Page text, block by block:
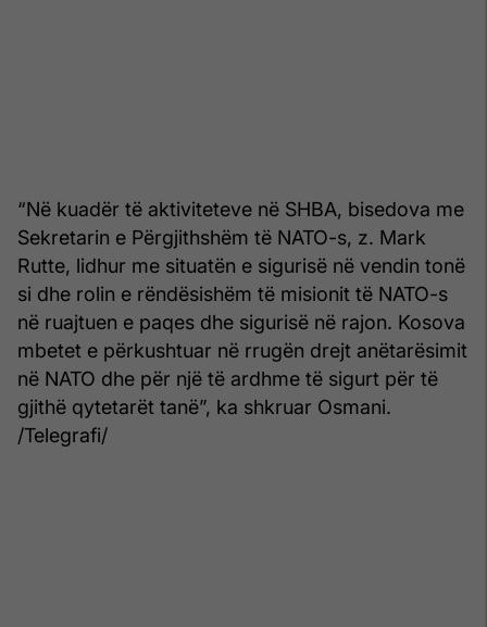
“Në kuadër të aktiviteteve në SHBA, bisedova me
Sekretarin e Përgjithshëm të NATO-s, z. Mark
Rutte, lidhur me situatën e sigurisë në vendin tonë
si dhe rolin e rëndësishëm të misionit të NATO-s
në ruajtuen e paqes dhe sigurisë në rajon. Kosova
mbetet e përkushtuar në rrugën drejt anëtarësimit
në NATO dhe për një të ardhme të sigurt për të
gjithë qytetarët tanë”, ka shkruar Osmani.
/Telegrafi/